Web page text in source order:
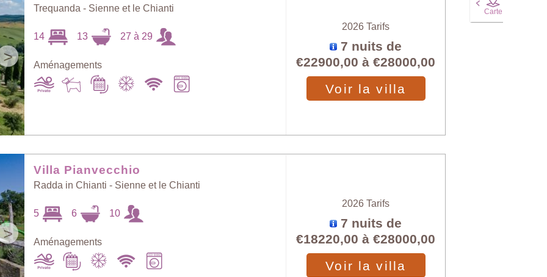
>
Trequanda - Sienne et le Chianti
14 13 27 à 29
Aménagements
2026 Tarifs
7 nuits de
€22900,00 à€28000,00
Voir la villa
>
Villa Pianvecchio
Radda in Chianti - Sienne et le Chianti
5 6 10
Aménagements
2026 Tarifs
7 nuits de
€18220,00 à€28000,00
Voir la villa
Carte